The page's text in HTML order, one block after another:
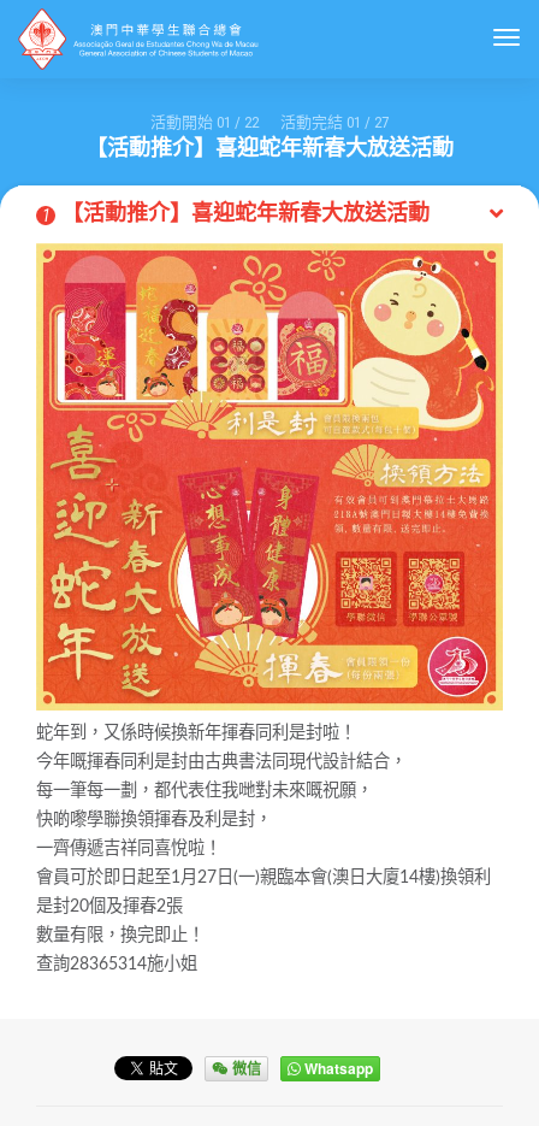
活動開始 01 / 22 活動完結 01 / 27
【活動推介】喜迎蛇年新春大放送活動
1 【活動推介】喜迎蛇年新春大放送活動
蛇年到，又係時候換新年揮春同利是封啦！
今年嘅揮春同利是封由古典書法同現代設計結合，
每一筆每一劃，都代表住我哋對未來嘅祝願，
快啲嚟學聯換領揮春及利是封，
一齊傳遞吉祥同喜悅啦！
會員可於即日起至1月27日(一)親臨本會(澳日大廈14樓)換領利
是封20個及揮春2張
數量有限，換完即止！
查詢28365314施小姐
微信 Whatsapp